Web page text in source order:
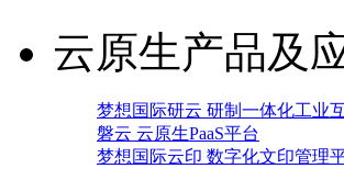
云原生产品及
梦想国际研云 研制一体化工业
磐云 云原生PaaS平台
梦想国际云印 数字化文印管理